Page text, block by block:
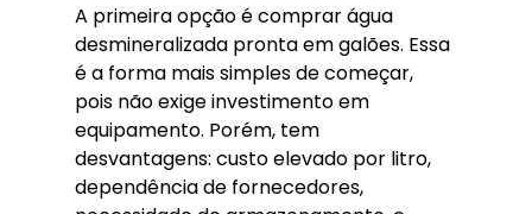
A primeira opção é comprar água
desmineralizada pronta em galões. Essa
é a forma mais simples de começar,
pois não exige investimento em
equipamento. Porém, tem
desvantagens: custo elevado por litro,
dependência de fornecedores,